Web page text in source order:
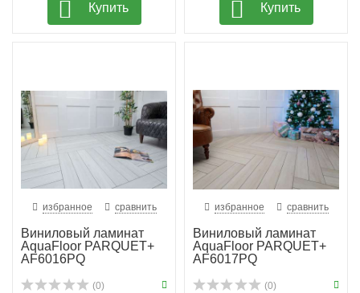
Купить Купить
избранное сравнить
Виниловый ламинат
AquaFloor PARQUET+
AF6016PQ
(0)
избранное сравнить
Виниловый ламинат
AquaFloor PARQUET+
AF6017PQ
(0)